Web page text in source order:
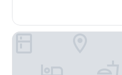
hotel minerva assisi